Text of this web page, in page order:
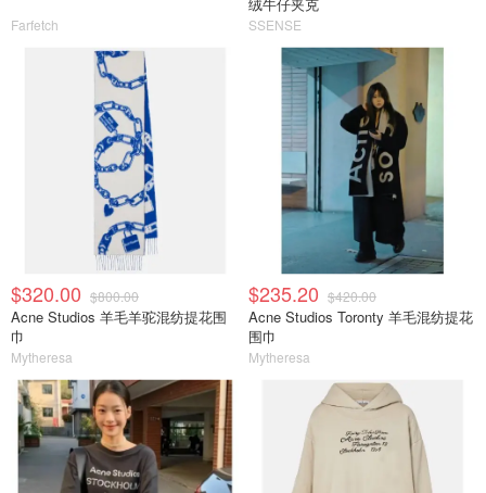
Farfetch SSENSE
$320.00 $800.00
Acne Studios 羊毛羊驼混纺提花围
巾
Mytheresa
$235.20 $420.00
Acne Studios Toronty 羊毛混纺提花
围巾
Mytheresa